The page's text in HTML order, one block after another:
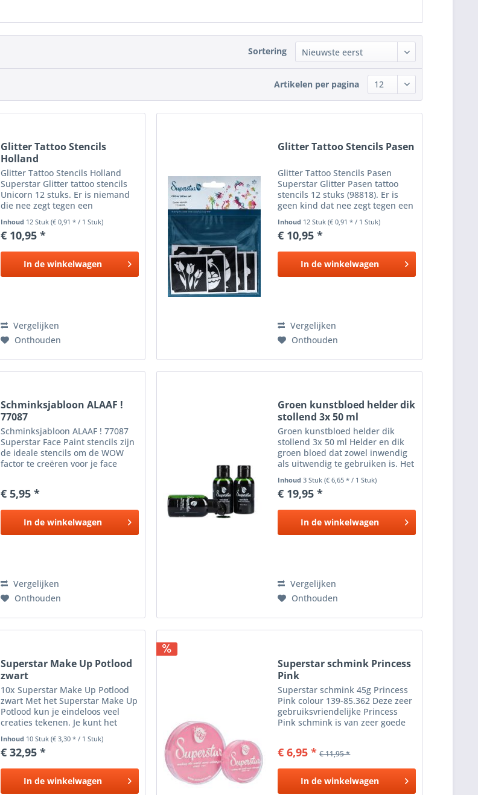
Sortering
Artikelen per pagina
Glitter Tattoo Stencils
Holland
Glitter Tattoo Stencils Holland
Superstar Glitter tattoo stencils
Unicorn 12 stuks. Er is niemand
die nee zegt tegen een
eigenlijk heel makkelijk is om ze
zelf te zetten? Zelfs een kind kan
de was doen, en...
Inhoud 12 Stuk(€ 0,91 * / 1 Stuk)
€ 10,95 *
In de winkelwagen
Vergelijken
Onthouden
Glitter Tattoo Stencils Pasen
Glitter Tattoo Stencils Pasen
Superstar Glitter Pasen tattoo
stencils 12 stuks (98818). Er is
geen kind dat nee zegt tegen een
het eigenlijk heel makkelijk is om
ze zelf te zetten? Zelfs een kind
kan de...
Inhoud 12 Stuk(€ 0,91 * / 1 Stuk)
€ 10,95 *
In de winkelwagen
Vergelijken
Onthouden
Schminksjabloon ALAAF !
77087
Schminksjabloon ALAAF ! 77087
Superstar Face Paint stencils zijn
de ideale stencils om de WOW
factor te creëren voor je face
zelfs de Dream Colours tesamen
met een fingerdauber...
€ 5,95 *
In de winkelwagen
Vergelijken
Onthouden
Groen kunstbloed helder dik
stollend 3x 50 ml
Groen kunstbloed helder dik
stollend 3x 50 ml Helder en dik
groen bloed dat zowel inwendig
als uitwendig te gebruiken is. Het
uit je kleren te wassen. Vlekken
eerst goed uitspoelen met lauw
water en daarna...
Inhoud3 Stuk(€ 6,65 * / 1 Stuk)
€ 19,95 *
In de winkelwagen
Vergelijken
Onthouden
Superstar Make Up Potlood
zwart
10x Superstar Make Up Potlood
zwart Met het Superstar Make Up
Potlood kun je eindeloos veel
creaties tekenen. Je kunt het
, ogen en wenkbrauwen of om je
ontwerp over het hele lichaam te
Inhoud 10 Stuk(€ 3,30 * / 1 Stuk)
€ 32,95 *
In de winkelwagen
Superstar schmink Princess
Pink
Superstar schmink 45g Princess
Pink colour 139-85.362 Deze zeer
gebruiksvriendelijke Princess
Pink schmink is van zeer goede
werkt prettig en is goed te
€ 6,95 * € 11,95 *
In de winkelwagen